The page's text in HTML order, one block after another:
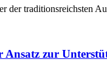
der traditionsreichsten
zur